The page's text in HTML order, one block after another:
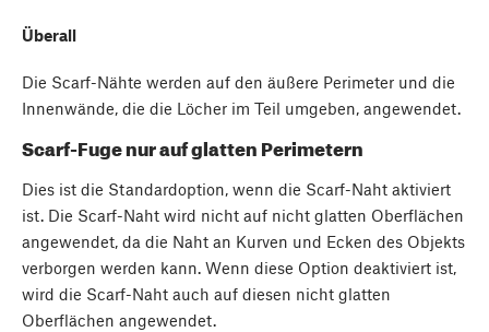
Überall
Die Scarf-Nähte werden auf den äußere Perimeter und die
Innenwände, die die Löcher im Teil umgeben, angewendet.
Scarf-Fuge nur auf glatten Perimetern
Dies ist die Standardoption, wenn die Scarf-Naht aktiviert
ist. Die Scarf-Naht wird nicht auf nicht glatten Oberflächen
angewendet, da die Naht an Kurven und Ecken des Objekts
verborgen werden kann. Wenn diese Option deaktiviert ist,
wird die Scarf-Naht auch auf diesen nicht glatten
Oberflächen angewendet.